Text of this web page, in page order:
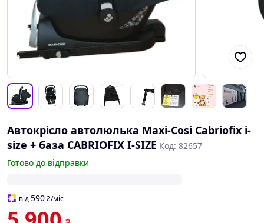
Автокрісло автолюлька Maxi-Cosi Cabriofix i-
size + база CABRIOFIX I-SIZE Код: 82657
Готово до відправки
від590₴/міс